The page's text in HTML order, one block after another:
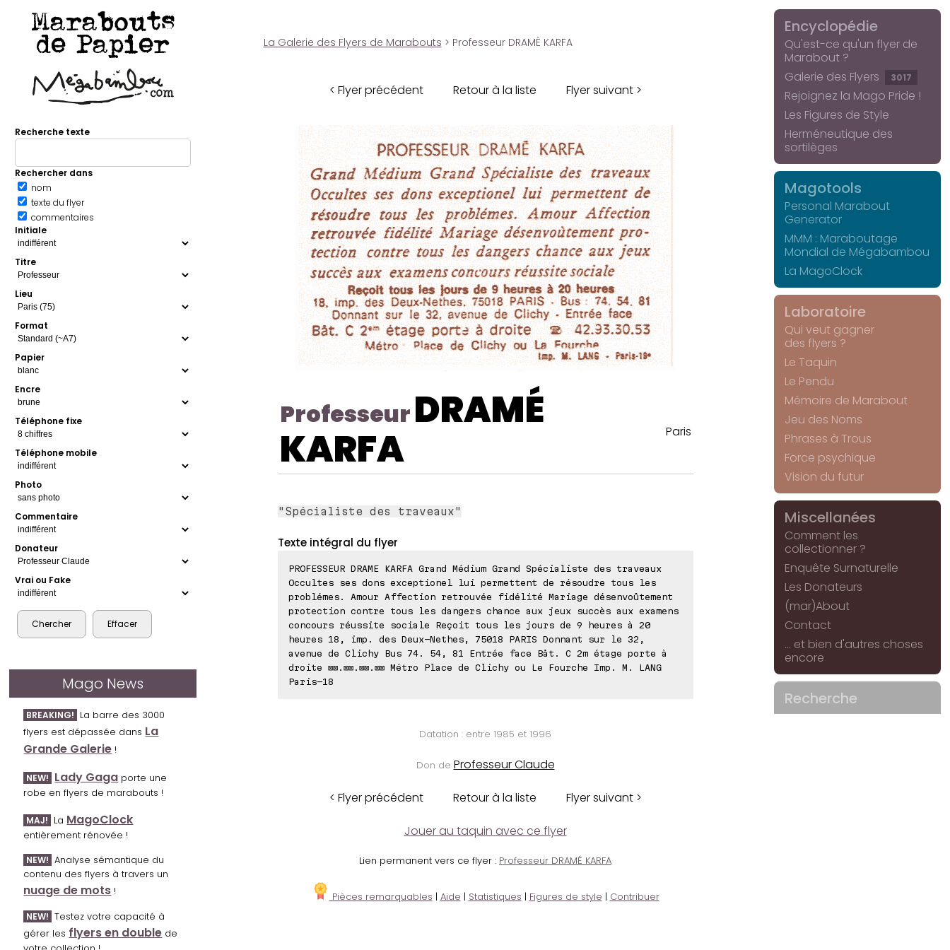
Marabouts
de Papier
Recherche texte
Rechercher dans
nom
texte du flyer
commentaires
Initiale
Titre
Lieu
Format
Papier
Encre
Téléphone fixe
Téléphone mobile
Photo
Commentaire
Donateur
Vrai ou Fake
Mago News
BREAKING! La barre des 3000
flyers est dépassée dans La
Grande Galerie !
NEW! Lady Gaga porte une
robe en flyers de marabouts !
MAJ! La MagoClock
entièrement rénovée !
NEW! Analyse sémantique du
contenu des flyers à travers un
nuage de mots !
NEW! Testez votre capacité à
gérer les flyers en double de
La Galerie des Flyers de Marabouts > Professeur DRAMÉ KARFA
< Flyer précédent Retour à la liste Flyer suivant >
ProfesseurDRAMÉ
KARFA
Paris
"Spécialiste des traveaux"
Texte intégral du flyer
PROFESSEUR DRAME KARFA Grand Médium Grand Spécialiste des traveaux
Occultes ses dons exceptionel lui permettent de résoudre tous les
problémes. Amour Affection retrouvée fidélité Mariage désenvoûtement
protection contre tous les dangers chance aux jeux succès aux examens
concours réussite sociale Reçoit tous les jours de 9 heures à 20
heures 18, imp. des Deux-Nethes, 75018 PARIS Donnant sur le 32,
avenue de Clichy Bus 74. 54, 81 Entrée face Båt. C 2m étage porte à
droite ⊠⊠.⊠⊠.⊠⊠.⊠⊠ Métro Place de Clichy ou Le Fourche Imp. M. LANG
Paris-18
Datation : entre 1985 et 1996
Don de Professeur Claude
< Flyer précédent Retour à la liste Flyer suivant >
Jouer au taquin avec ce flyer
Lien permanent vers ce flyer : Professeur DRAMÉ KARFA
Pièces remarquables | Aide | Statistiques | Figures de style | Contribuer
Encyclopédie
Qu'est-ce qu'un flyer de
Marabout ?
Galerie des Flyers
3017
Rejoignez la Mago Pride !
Les Figures de Style
Herméneutique des
sortilèges
Magotools
Personal Marabout
Generator
MMM : Maraboutage
Mondial de Mégabambou
La MagoClock
Laboratoire
Qui veut gagner
des flyers ?
Le Taquin
Le Pendu
Mémoire de Marabout
Jeu des Noms
Phrases à Trous
Force psychique
Vision du futur
Miscellanées
Comment les
collectionner ?
Enquête Surnaturelle
Les Donateurs
(mar)About
Contact
... et bien d'autres choses
encore
Recherche